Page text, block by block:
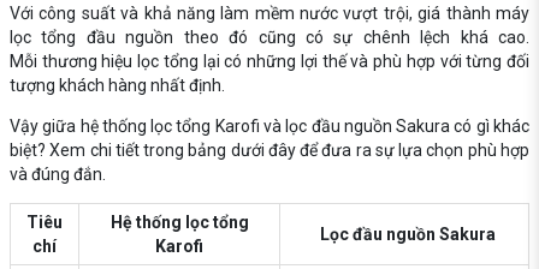
Với công suất và khả năng làm mềm nước vượt trội, giá thành máy
lọc tổng đầu nguồn theo đó cũng có sự chênh lệch khá cao.
Mỗi thương hiệu lọc tổng lại có những lợi thế và phù hợp với từng đối
tượng khách hàng nhất định.
Vậy giữa hệ thống lọc tổng Karofi và lọc đầu nguồn Sakura có gì khác
biệt? Xem chi tiết trong bảng dưới đây để đưa ra sự lựa chọn phù hợp
và đúng đắn.
Tiêu
chí
Hệ thống lọc tổng
Karofi
Lọc đầu nguồn Sakura